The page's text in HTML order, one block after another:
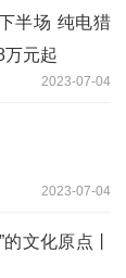
半场 纯电猎
万元起
2023-07-04
2023-07-04
文化原点丨